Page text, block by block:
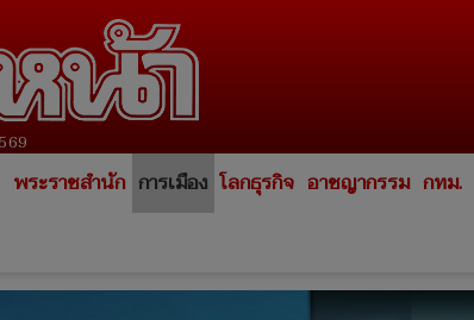
พระราชสำนัก การเมือง โลกธุรกิจ อาชญากรรม กทม.